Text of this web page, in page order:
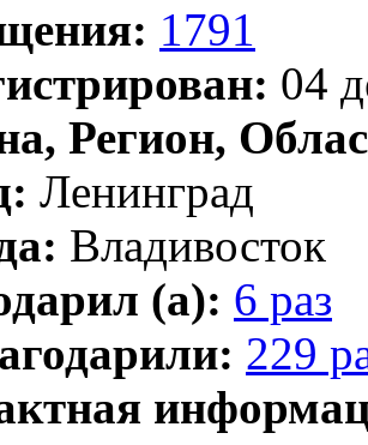
1791
04
Регион,
Ленинград
Владивосток
(а): 6 раз
229